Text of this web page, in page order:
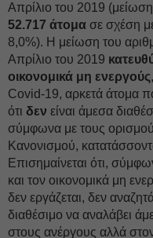
Απρίλιο του 2019
52.717 άτομα σε σχέση
8,0%). Η μείωση του
Απρίλιο του 2019
οικονομικά μη ενεργούς
Covid-19, αρκετά άτομα
ότι δεν είναι άμεσα
σύμφωνα με τους
Κανονισμού,
Επισημαίνεται ότι,
και τον οικονομικά μη
δεν εργάζεται, δεν
διαθέσιμο να αναλάβει
στους ανέργους αλλά